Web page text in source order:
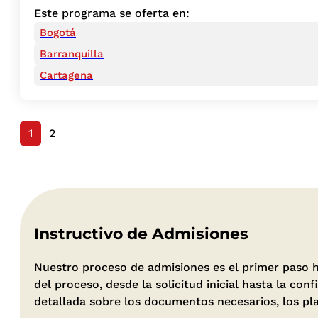
Este programa se oferta en:
Bogotá
Barranquilla
Cartagena
1 2
Instructivo de Admisiones
Nuestro proceso de admisiones es el primer
del proceso, desde la solicitud inicial hasta la
detallada sobre los documentos necesarios, los